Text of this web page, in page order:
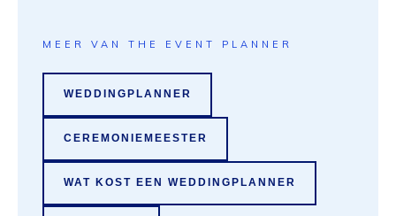
MEER VAN THE EVENT PLANNER
WEDDINGPLANNER
CEREMONIEMEESTER
WAT KOST EEN WEDDINGPLANNER